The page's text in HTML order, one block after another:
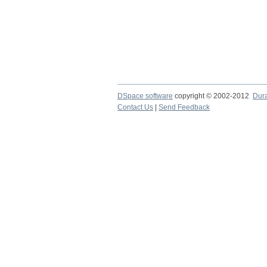
DSpace software copyright © 2002-2012
Contact Us
Send Feedback